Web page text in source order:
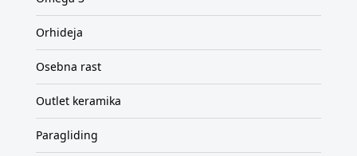
Orhideja
Osebna rast
Outlet keramika
Paragliding